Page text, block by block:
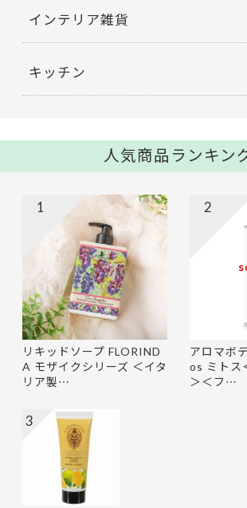
インテリア雑貨
キッチン
人気商品ランキン
リキッドソープ FLORIND
A モザイクシリーズ ＜イタ
リア製…
1
アロマボ
os ミトス
＞＜フ…
2
3